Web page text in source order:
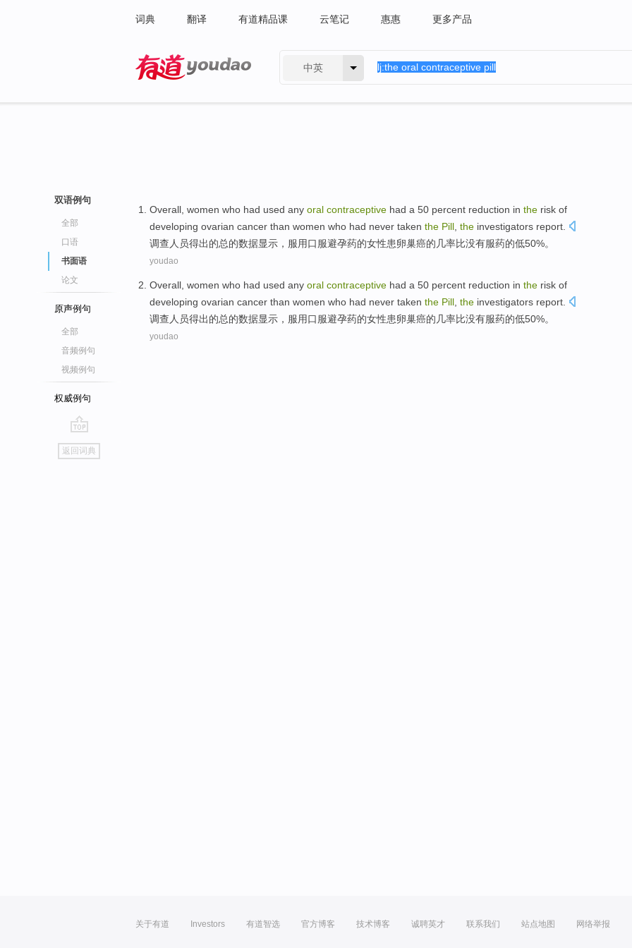
词典 翻译 有道精品课 云笔记 惠惠 更多产品
中英
双语例句
全部
口语
书面语
论文
原声例句
全部
音频例句
视频例句
权威例句
go
top
返回词典
Overall women who had used any oral contraceptive had a 50 percent reduction in the risk of
developing ovarian cancer than women who had never taken the Pill the investigators report.
调查人员得出的总的数据显示，服用口服避孕药的女性患卵巢癌的几率比没有服药的低50%。
youdao
Overall women who had used any oral contraceptive had a 50 percent reduction in the risk of
developing ovarian cancer than women who had never taken the Pill the investigators report.
调查人员得出的总的数据显示，服用口服避孕药的女性患卵巢癌的几率比没有服药的低50%。
youdao
关于有道 Investors 有道智选 官方博客 技术博客 诚聘英才 联系我们 站点地图 网络举报